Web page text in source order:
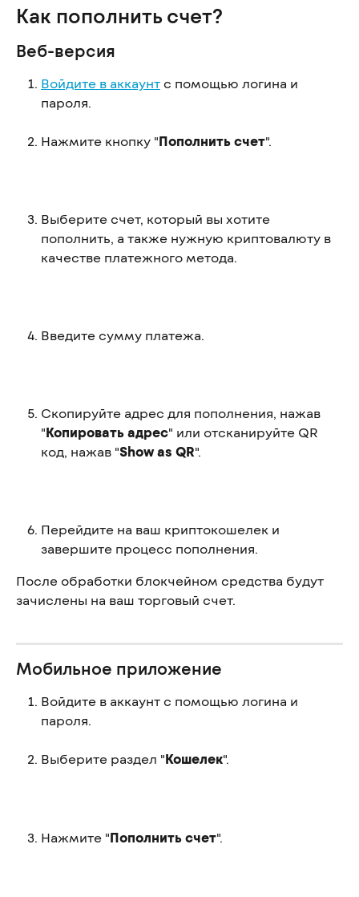
Как пополнить счет?
Веб-версия
Войдите в аккаунт с помощью логина и
пароля.
Нажмите кнопку "Пополнить счет".
Выберите счет, который вы хотите
пополнить, а также нужную криптовалюту в
качестве платежного метода.
Введите сумму платежа.
Скопируйте адрес для пополнения, нажав
"Копировать адрес" или отсканируйте QR
код, нажав "Show as QR".
Перейдите на ваш криптокошелек и
завершите процесс пополнения.
После обработки блокчейном средства будут
зачислены на ваш торговый счет.
Мобильное приложение
Войдите в аккаунт с помощью логина и
пароля.
Выберите раздел "Кошелек".
Нажмите "Пополнить счет".